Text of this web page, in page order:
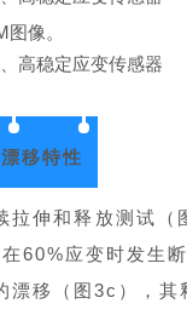
像。
移特性
拉伸和释放测试
60%应变时发生
移（图3c），